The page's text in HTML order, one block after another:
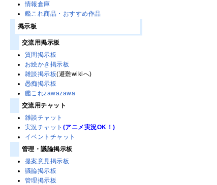
情報倉庫
艦これ商品・おすすめ作品
掲示板
交流用掲示板
質問掲示板
お絵かき掲示板
雑談掲示板(避難wikiへ)
愚痴掲示板
艦これzawazawa
交流用チャット
雑談チャット
実況チャット (アニメ実況OK！)
イベントチャット
管理・議論掲示板
提案意見掲示板
議論掲示板
管理掲示板